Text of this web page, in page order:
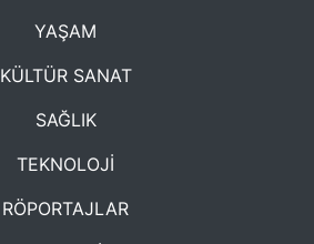
YAŞAM
KÜLTÜR SANAT
SAĞLIK
TEKNOLOJİ
RÖPORTAJLAR